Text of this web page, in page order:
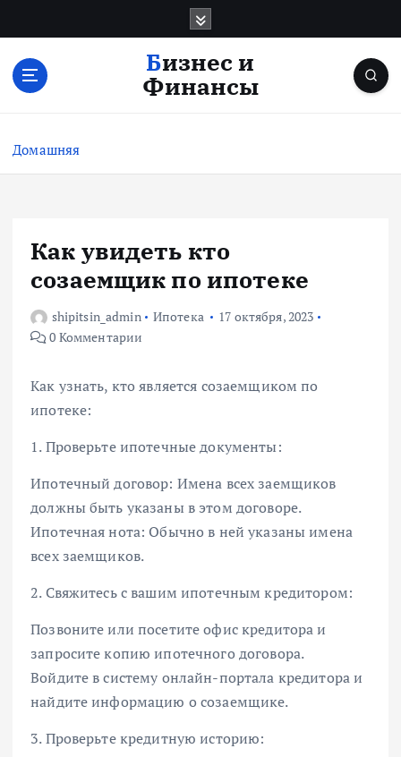
с
Бизнес и
Финансы
Домашняя
Как увидеть кто
созаемщик по ипотеке
shipitsin_admin Ипотека
17 октября, 2023
0 Комментарии
Как узнать, кто является созаемщиком по
ипотеке:
1. Проверьте ипотечные документы:
Ипотечный договор: Имена всех заемщиков
должны быть указаны в этом договоре.
Ипотечная нота: Обычно в ней указаны имена
всех заемщиков.
2. Свяжитесь с вашим ипотечным кредитором:
Позвоните или посетите офис кредитора и
запросите копию ипотечного договора.
Войдите в систему онлайн-портала кредитора и
найдите информацию о созаемщике.
3. Проверьте кредитную историю: